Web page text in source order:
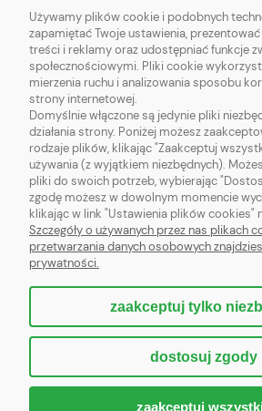
O NAS
MODELE DOMÓW
SPÓŁKA Z OGRANICZONĄ
Rondo Organizacji Narodów Zjednoczonych 1,
NIP: 5252975353; REGON: 526629618,
{contact_form}
Sklep internetowy
Używamy plików cookie i podobnych
zapamiętać Twoje ustawienia,
treści i reklamy oraz udostępniać funkcje
społecznościowymi. Pliki cookie
mierzenia ruchu i analizowania sposobu
strony internetowej.
Domyślnie włączone są jedynie pliki
działania strony. Poniżej możesz
rodzaje plików, klikając "Zaakceptuj
używania (z wyjątkiem niezbędnych).
pliki do swoich potrzeb, wybierając
zgodę możesz w dowolnym momencie
klikając w link "Ustawienia plików cookies"
Szczegóły o używanych przez nas plikach
przetwarzania danych osobowych
prywatności.
zaakceptuj tylko
dostosuj zgody
zaakceptuj